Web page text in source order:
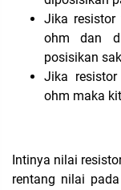
Jika
ohm dan
posisikan
Jika
ohm maka
Intinya nilai
rentang nilai